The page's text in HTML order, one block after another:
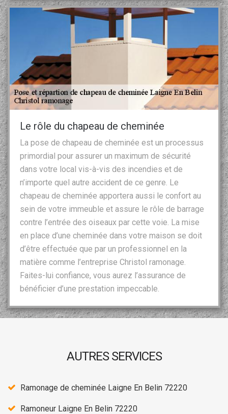
Le rôle du chapeau de cheminée
La pose de chapeau de cheminée est un processus
primordial pour assurer un maximum de sécurité
dans votre local vis-à-vis des incendies et de
n’importe quel autre accident de ce genre. Le
chapeau de cheminée apportera aussi le confort au
sein de votre immeuble et assure le rôle de barrage
contre l’entrée des oiseaux par cette voie. La mise
en place d’une cheminée dans votre maison se doit
d’être effectuée que par un professionnel en la
matière comme l’entreprise Christol ramonage.
Faites-lui confiance, vous aurez l’assurance de
bénéficier d’une prestation impeccable.
AUTRES SERVICES
Ramonage de cheminée Laigne En Belin 72220
Ramoneur Laigne En Belin 72220